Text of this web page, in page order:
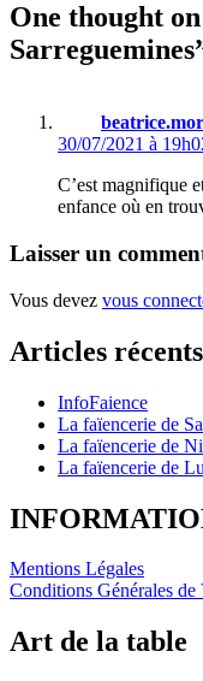
One thought
Sarreguemines
30/07/2021 à
C’est magnifique
enfance où en
Laisser un
Vous devez vous
Articles récents
InfoFaience
La faïencerie de
La faïencerie de
La faïencerie de
Mentions Légales
Conditions Générales de
Art de la table